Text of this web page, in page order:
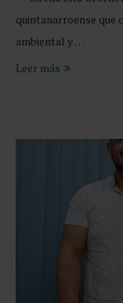
quintanarroense que
ambiental y …
Leer más